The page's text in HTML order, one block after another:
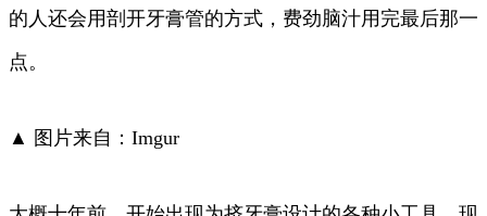
的人还会用剖开牙膏管的方式，费劲脑汁用完最后那一
点。
▲ 图片来自：Imgur